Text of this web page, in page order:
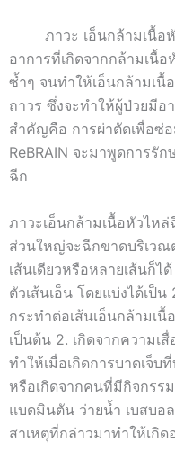
ภาวะ เอ็นกล้ามเนื้
อาการที่เกิดจากกล้ามเนื้
ซ้ำๆ จนทำให้เอ็นกล้ามเนื้
ถาวร ซึ่งจะทำให้ผู้ป่วยมีอ
สำคัญคือ การผ่าตัดเพื่อซ่
ReBRAIN จะมาพูดการรั
ฉีก
ภาวะเอ็นกล้ามเนื้อหัวไห
ส่วนใหญ่จะฉีกขาดบริเวณ
เส้นเดียวหรือหลายเส้นก็
ตัวเส้นเอ็น โดยแบ่งได้เป็
กระทำต่อเส้นเอ็นกล้ามเ
เป็นต้น 2. เกิดจากความเ
ทำให้เมื่อเกิดการบาดเจ็บ
หรือเกิดจากคนที่มีกิจกรร
แบดมินตัน ว่ายน้ำ เบสบอ
สาเหตุที่กล่าวมาทำให้เกิ